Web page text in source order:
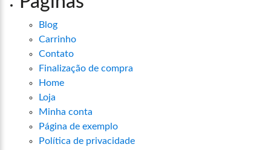
Blog
Carrinho
Contato
Finalização de compra
Home
Loja
Minha conta
Página de exemplo
Política de privacidade